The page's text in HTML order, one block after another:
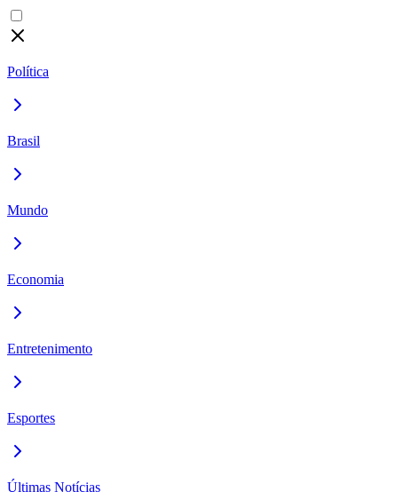
Política
Brasil
Mundo
Economia
Entretenimento
Esportes
Últimas Notícias